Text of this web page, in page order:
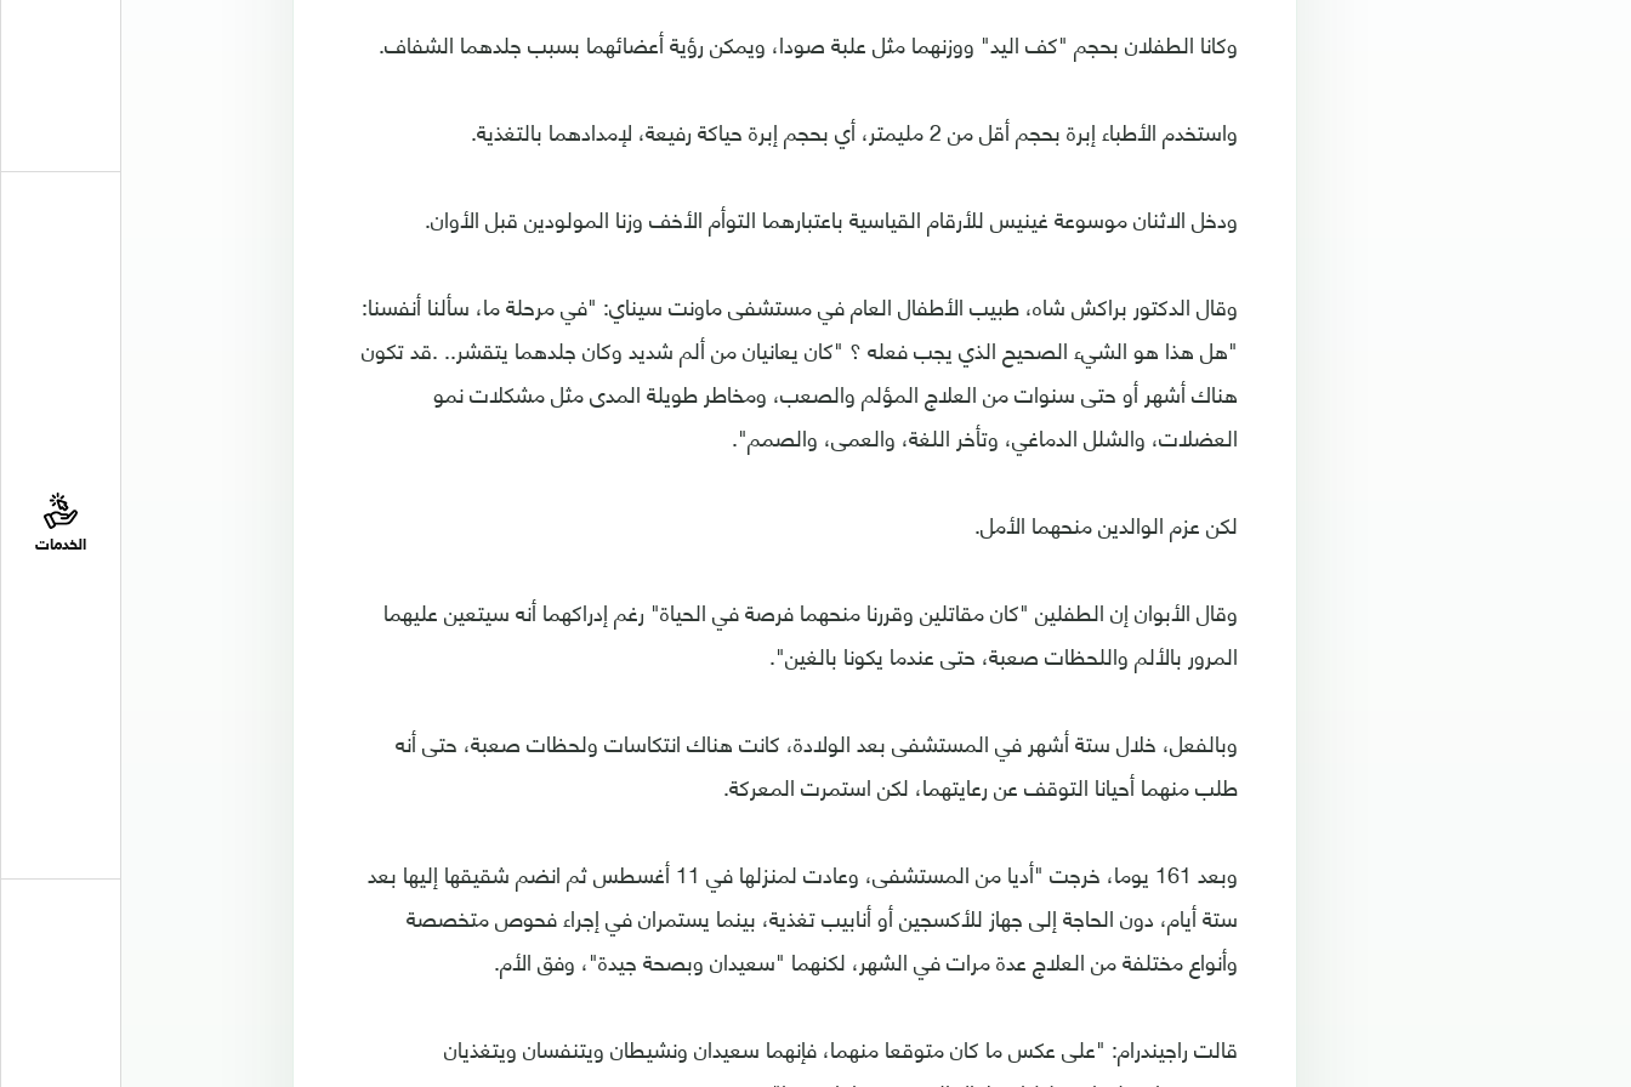
الخدمات
وكانا الطفلان بحجم "كف اليد" ووزنهما مثل علبة صودا، ويمكن رؤية أعضائهما بسبب جلدهما الشفاف.
واستخدم الأطباء إبرة بحجم أقل من 2 مليمتر، أي بحجم إبرة حياكة رفيعة، لإمدادهما بالتغذية.
ودخل الاثنان موسوعة غينيس للأرقام القياسية باعتبارهما التوأم الأخف وزنا المولودين قبل الأوان.
وقال الدكتور براكش شاه، طبيب الأطفال العام في مستشفى ماونت سيناي: "في مرحلة ما، سألنا أنفسنا:
"هل هذا هو الشيء الصحيح الذي يجب فعله ؟ "كان يعانيان من ألم شديد وكان جلدهما يتقشر.. .قد تكون
هناك أشهر أو حتى سنوات من العلاج المؤلم والصعب، ومخاطر طويلة المدى مثل مشكلات نمو
العضلات، والشلل الدماغي، وتأخر اللغة، والعمى، والصمم".
لكن عزم الوالدين منحهما الأمل.
وقال الأبوان إن الطفلين "كان مقاتلين وقررنا منحهما فرصة في الحياة" رغم إدراكهما أنه سيتعين عليهما
المرور بالألم واللحظات صعبة، حتى عندما يكونا بالغين".
وبالفعل، خلال ستة أشهر في المستشفى بعد الولادة، كانت هناك انتكاسات ولحظات صعبة، حتى أنه
طلب منهما أحيانا التوقف عن رعايتهما، لكن استمرت المعركة.
وبعد 161 يوما، خرجت "أديا من المستشفى، وعادت لمنزلها في 11 أغسطس ثم انضم شقيقها إليها بعد
ستة أيام، دون الحاجة إلى جهاز للأكسجين أو أنابيب تغذية، بينما يستمران في إجراء فحوص متخصصة
وأنواع مختلفة من العلاج عدة مرات في الشهر، لكنهما "سعيدان وبصحة جيدة"، وفق الأم.
قالت راجيندرام: "على عكس ما كان متوقعا منهما، فإنهما سعيدان ونشيطان ويتنفسان ويتغذيان